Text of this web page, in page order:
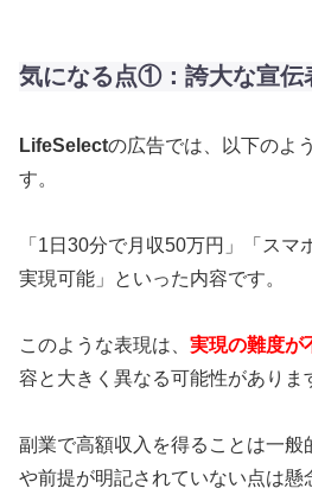
気になる点①：誇大な宣伝
LifeSelectの広告では、以下のよ
す。
「1日30分で月収50万円」「スマ
実現可能」といった内容です。
このような表現は、 実現の難度が
容と大きく異なる可能性がありま
副業で高額収入を得ることは一
や前提が明記されていない点は懸